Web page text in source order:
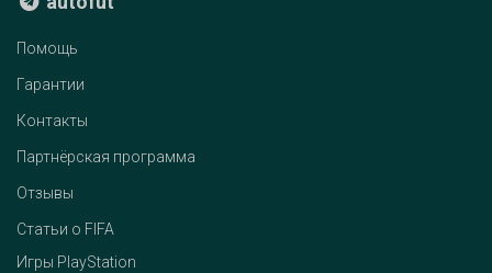
Помощь
Гарантии
Контакты
Партнёрская программа
Отзывы
Статьи о FIFA
Игры PlayStation